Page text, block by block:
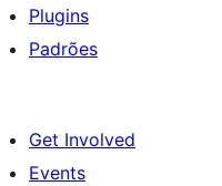
Plugins
Padrões
Get Involved
Events